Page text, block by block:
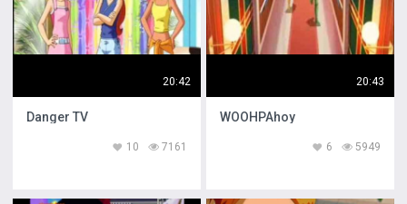
20:42
Danger TV
7161
10
20:43
WOOHPAhoy
5949
6